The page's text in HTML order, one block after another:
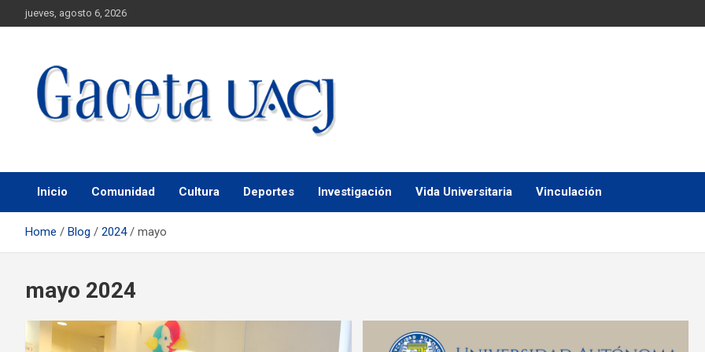
jueves, agosto 6, 2026
Gaceta UACJ
Inicio Comunidad Cultura Deportes Investigación Vida Universitaria Vinculación
Home Blog 2024 mayo
mayo 2024